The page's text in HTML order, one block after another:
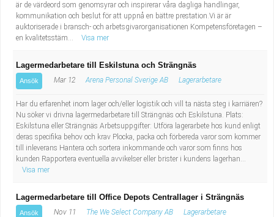
är de värdeord som genomsyrar och inspirerar våra dagliga handlingar,
kommunikation och beslut för att uppnå en bättre prestation.Vi är är
auktoriserade i bransch- och arbetsgivarorganisationen Kompetensföretagen –
en kvalitetsstäm...
Visa mer
Lagermedarbetare till Eskilstuna och Strängnäs
Ansök Mar 12 Arena Personal Sverige AB Lagerarbetare
Har du erfarenhet inom lager och/eller logistik och vill ta nästa steg i karriären?
Nu söker vi drivna lagermedarbetare till Strängnäs och Eskilstuna. Plats:
Eskilstuna eller Strängnäs Arbetsuppgifter: Utföra lagerarbete hos kund enligt
deras specifika behov och krav Plocka, packa och förbereda varor som kommer
till inleverans Hantera och sortera inkommande och varor som finns hos
kunden Rapportera eventuella avvikelser eller brister i kundens lagerhan...
Visa mer
Lagermedarbetare till Office Depots Centrallager i Strängnäs
Ansök Nov 11 The We Select Company AB Lagerarbetare